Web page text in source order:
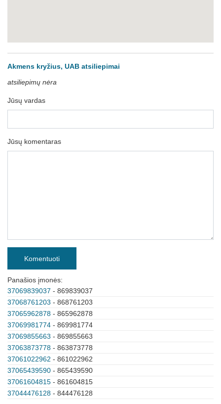
Akmens kryžius, UAB atsiliepimai
atsiliepimų nėra
Jūsų vardas
Jūsų komentaras
Komentuoti
Panašios įmonės:
37069839037 - 869839037
37068761203 - 868761203
37065962878 - 865962878
37069981774 - 869981774
37069855663 - 869855663
37063873778 - 863873778
37061022962 - 861022962
37065439590 - 865439590
37061604815 - 861604815
37044476128 - 844476128